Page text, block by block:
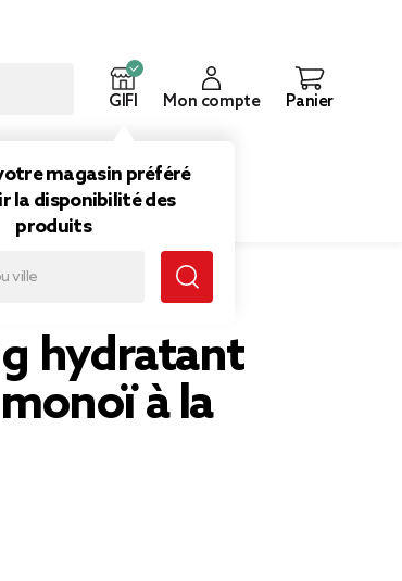
GIFI
magasin préféré
la disponibilité des
produits
Mon compte Panier
hydratant
à la